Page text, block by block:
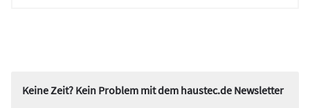
Keine Zeit? Kein Problem mit dem haustec.de Newsletter